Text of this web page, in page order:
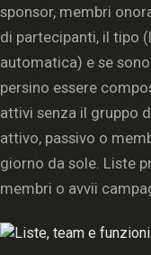
sponsor, membri
di partecipanti, il tipo
automatica) e se
persino essere
attivi senza il gruppo
attivo, passivo o
giorno da sole. Liste
membri o avvii